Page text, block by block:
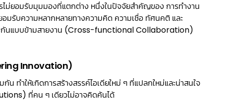
ไม่ยอมรับมุมมองที่แตกต่าง หนึ่งในปัจจัยสำคัญของ การทำงาน
มรับความหลากหลายทางความคิด ความเชื่อ ทัศนคติ และ
มกันแบบข้ามสายงาน (Cross-functional Collaboration)
Innovation)
ทำให้เกิดการสร้างสรรค์ไอเดียใหม่ ๆ ที่แปลกใหม่และน่าสนใจ
ที่คน ๆ เดียวไม่อาจคิดค้นได้